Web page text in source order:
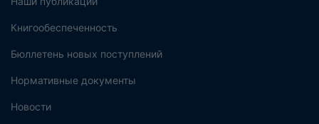
Книгообеспеченность
Бюллетень новых поступлений
Нормативные документы
Новости